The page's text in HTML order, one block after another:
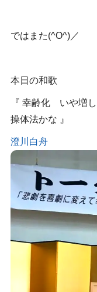
ではまた(^O^)／
本日の和歌
『 幸齢化 いや増
操体法かな 』
澄川白舟